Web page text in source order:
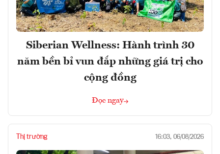
Siberian Wellness: Hành trình 30
năm bền bỉ vun đắp những giá trị cho
cộng đồng
Đọc ngay
Thị trường 16:03, 06/08/2026